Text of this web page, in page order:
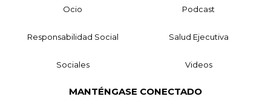
Ocio Podcast
Responsabilidad Social Salud Ejecutiva
Sociales Videos
MANTÉNGASE CONECTADO